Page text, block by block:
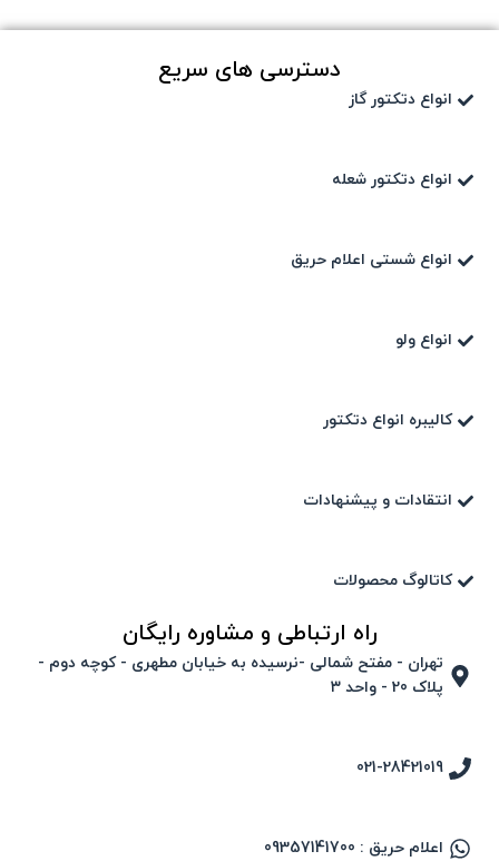
دسترسی های سریع
انواع دتکتور گاز
انواع دتکتور شعله
انواع شستی اعلام حریق
انواع ولو
کالیبره انواع دتکتور
انتقادات و پیشنهادات
کاتالوگ محصولات
راه ارتباطی و مشاوره رایگان
تهران - مفتح شمالی -نرسیده به خیابان مطهری - کوچه دوم -
پلاک 20 - واحد ۳
021-28421019
اعلام حریق : 09357141700